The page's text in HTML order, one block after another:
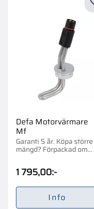
Defa Motorvärmare
Mf
Garanti 5 år. Köpa större
mängd? Förpackad om
1 795,00:-
Info